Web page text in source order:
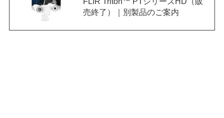
売終了）｜別製品のご案内